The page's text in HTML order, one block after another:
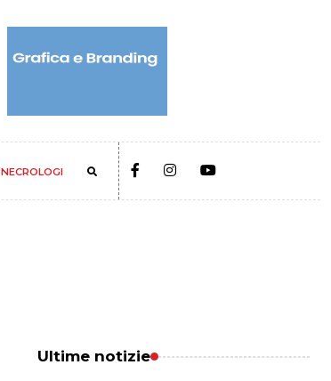
NECROLOGI
Ultime notizie